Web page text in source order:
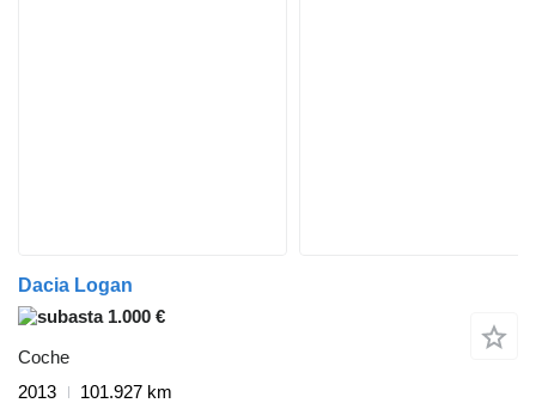
Dacia Logan
1.000 €
Coche
2013
101.927 km